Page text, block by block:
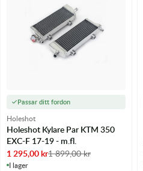
Passar ditt fordon
Holeshot
Holeshot Kylare Par KTM 350
EXC-F 17-19 - m.fl.
1 295,00kr1 899,00kr
I lager